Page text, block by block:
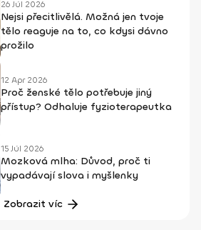
26 Júl 2026
Nejsi přecitlivělá. Možná jen tvoje
tělo reaguje na to, co kdysi dávno
prožilo
12 Apr 2026
Proč ženské tělo potřebuje jiný
přístup? Odhaluje fyzioterapeutka
15 Júl 2026
Mozková mlha: Důvod, proč ti
vypadávají slova i myšlenky
Zobrazit víc